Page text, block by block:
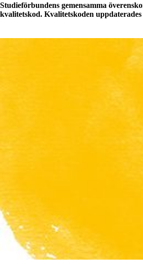
Studieförbundens gemensamma
kvalitetskod. Kvalitetskoden